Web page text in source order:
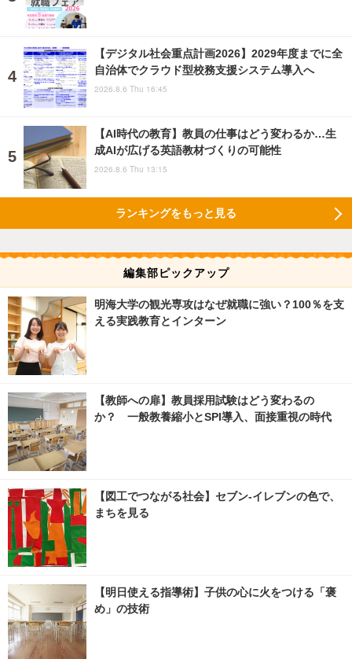
【デジタル社会重点計画2026】2029年度までに全
自治体でクラウド型校務支援システム導入へ
2026.8.6 Thu 16:45
【AI時代の教育】教員の仕事はどう変わるか…生
成AIが広げる英語教材づくりの可能性
2026.8.6 Thu 13:15
ランキングをもっと見る
編集部ピックアップ
明海大学の観光専攻はなぜ就職に強い？100％を支
える実践教育とインターン
【教師への扉】教員採用試験はどう変わるの
か？ 一般教養縮小とSPI導入、面接重視の時代
【図工でつながる社会】セブン‐イレブンの色で、
まちを見る
【明日使える指導術】子供の心に火をつける「褒
め」の技術